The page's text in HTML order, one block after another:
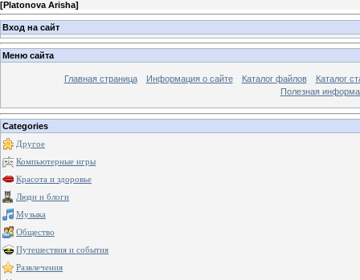
[Platonova Arisha]
Вход на сайт
Меню сайта
Главная страница Информация о сайте Каталог файлов
Каталог
Полезная
Categories
Другое
Компьютерные игры
Красота и здоровье
Люди и блоги
Музыка
Общество
Путешествия и события
Развлечения